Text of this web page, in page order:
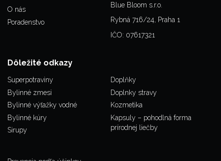
O nás
Poradenstvo
Blue Bloom s.r.o.
Rybná 716/24, Praha 1
IČO: 07617321
Dôležité odkazy
Superpotraviny
Bylinné zmesi
Bylinné výťažky vodné
Bylinné kúry
Sirupy
Doplňky
Doplnky stravy
Kozmetika
Kapsuly – pohodlná forma
prírodnej liečby